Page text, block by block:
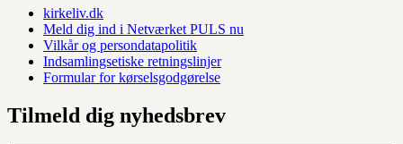
kirkeliv.dk
Meld dig ind i Netværket PULS nu
Vilkår og persondatapolitik
Indsamlingsetiske retningslinjer
Formular for kørselsgodgørelse
Tilmeld dig nyhedsbrev